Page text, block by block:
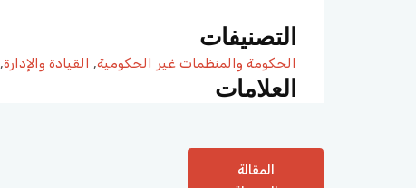
التصنيفات
الحكومة والمنظمات غير الحكومية, القيادة والإدارة,
العلامات
المقالة